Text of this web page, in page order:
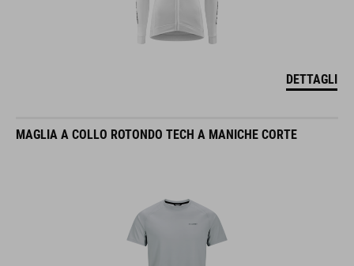
DETTAGLI
MAGLIA A COLLO ROTONDO TECH A MANICHE CORTE